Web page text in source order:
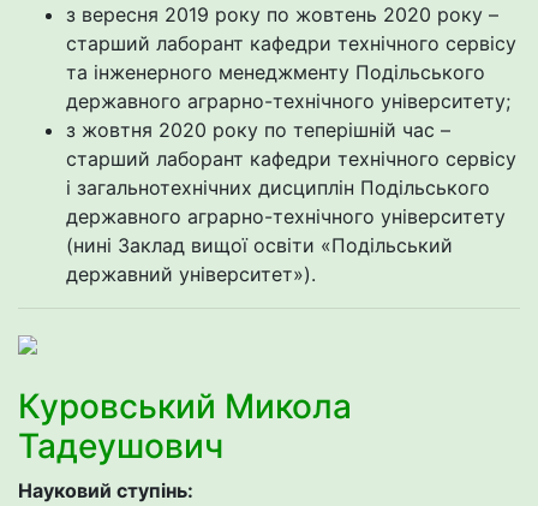
з вересня 2019 року по жовтень 2020 року –
старший лаборант кафедри технічного сервісу
та інженерного менеджменту Подільського
державного аграрно-технічного університету;
з жовтня 2020 року по теперішній час –
старший лаборант кафедри технічного сервісу
і загальнотехнічних дисциплін Подільського
державного аграрно-технічного університету
(нині Заклад вищої освіти «Подільський
державний університет»).
Куровський Микола
Тадеушович
Науковий ступінь: